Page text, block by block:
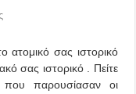
ατομικό σας ιστορικό
σας ιστορικό . Πείτε
παρουσίασαν οι